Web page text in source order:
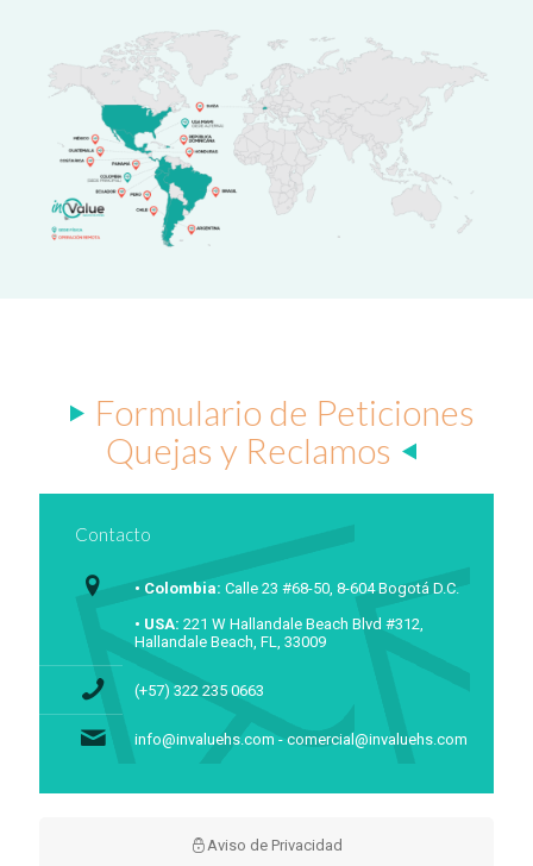
Formulario de Peticiones
Quejas y Reclamos
Contacto
• Colombia: Calle 23 #68-50, 8-604 Bogotá D.C.
• USA: 221 W Hallandale Beach Blvd #312,
Hallandale Beach, FL, 33009
(+57) 322 235 0663
info@invaluehs.com - comercial@invaluehs.com
Aviso de Privacidad